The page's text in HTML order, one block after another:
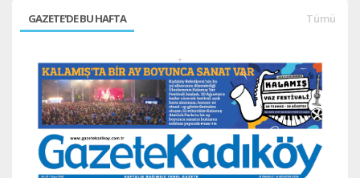
GAZETE'DE BU HAFTA Tümü